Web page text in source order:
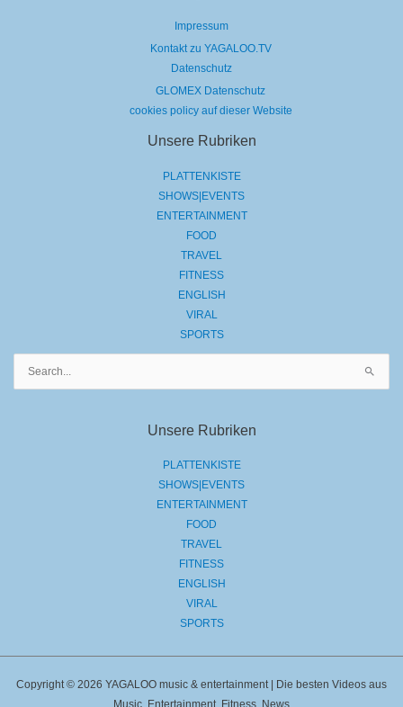
Impressum
Kontakt zu YAGALOO.TV
Datenschutz
GLOMEX Datenschutz
cookies policy auf dieser Website
Unsere Rubriken
PLATTENKISTE
SHOWS|EVENTS
ENTERTAINMENT
FOOD
TRAVEL
FITNESS
ENGLISH
VIRAL
SPORTS
Unsere Rubriken
PLATTENKISTE
SHOWS|EVENTS
ENTERTAINMENT
FOOD
TRAVEL
FITNESS
ENGLISH
VIRAL
SPORTS
Copyright © 2026 YAGALOO music & entertainment | Die besten Videos aus
Music, Entertainment, Fitness, News